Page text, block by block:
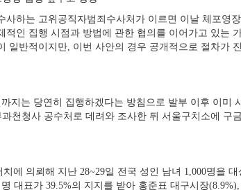
하는 고위공직자범죄수사처가 이르면 이날 체포영
적인 집행 시점과 방법에 관한 협의를 이어가고 있는
일반적이지만, 이번 사안의 경우 공개적으로 절차가
지는 당연히 집행하겠다는 방침으로 발부 이후 이미
천청사 공수처로 데려와 조사한 뒤 서울구치소에 구
에 의뢰해 지난 28~29일 전국 성인 남녀 1,000명을
대표가 39.5%의 지지를 받아 홍준표 대구시장